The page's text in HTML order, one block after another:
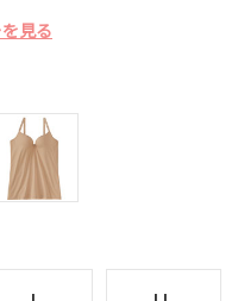
見る